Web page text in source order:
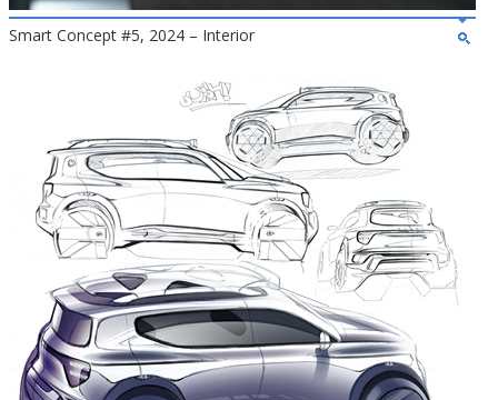
Smart Concept #5, 2024 – Interior